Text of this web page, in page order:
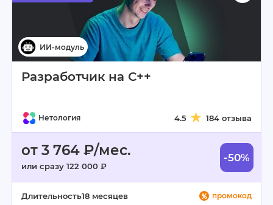
Разработчик на С++
Нетология 4.5 184 отзыва
от 3 764 ₽/мес.
или сразу 122 000 ₽
-50%
промокод
Длительность18 месяцев